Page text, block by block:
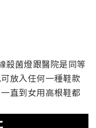
殺菌燈跟醫院是同等
放入任何一種鞋款
直到女用高根鞋都